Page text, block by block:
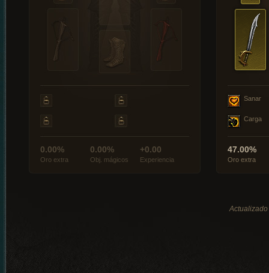
0.00%
Oro extra
0.00%
Obj. mágicos
+0.00
Experiencia
Sanar
Carga
47.00%
Oro extra